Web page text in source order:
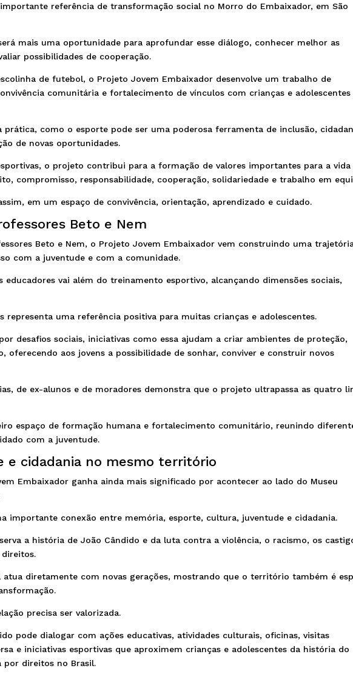
referência de transformação social no Morro do Embaixador, em São
mais uma oportunidade para aprofundar esse diálogo, conhecer melhor as
possibilidades de cooperação.
de futebol, o Projeto Jovem Embaixador desenvolve um trabalho de
comunitária e fortalecimento de vínculos com crianças e adolescentes
prática, como o esporte pode ser uma poderosa ferramenta de inclusão,
de novas oportunidades.
o projeto contribui para a formação de valores importantes para a vida
compromisso, responsabilidade, cooperação, solidariedade e trabalho em
em um espaço de convivência, orientação, aprendizado e cuidado.
Beto e Nem
Beto e Nem, o Projeto Jovem Embaixador vem construindo uma
com a juventude e com a comunidade.
educadores vai além do treinamento esportivo, alcançando dimensões sociais,
representa uma referência positiva para muitas crianças e adolescentes.
desafios sociais, iniciativas como essa ajudam a criar ambientes de proteção,
oferecendo aos jovens a possibilidade de sonhar, conviver e construir novos
de ex-alunos e de moradores demonstra que o projeto ultrapassa as quatro
espaço de formação humana e fortalecimento comunitário, reunindo
com a juventude.
e cidadania no mesmo território
Embaixador ganha ainda mais significado por acontecer ao lado do Museu
importante conexão entre memória, esporte, cultura, juventude e cidadania.
a história de João Cândido e da luta contra a violência, o racismo, os
direitos.
diretamente com novas gerações, mostrando que o território também é
precisa ser valorizada.
pode dialogar com ações educativas, atividades culturais, oficinas, visitas
e iniciativas esportivas que aproximem crianças e adolescentes da história do
por direitos no Brasil.